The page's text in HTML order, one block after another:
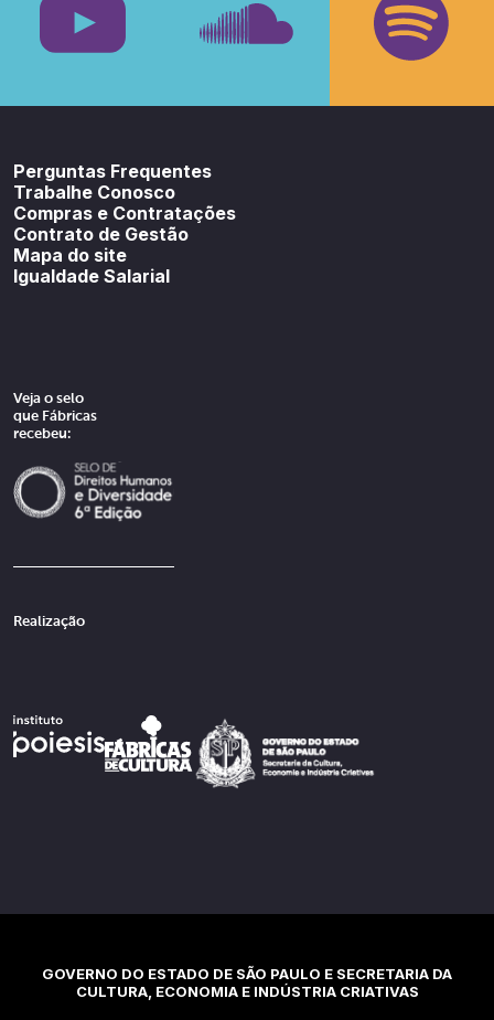
Perguntas Frequentes
Trabalhe Conosco
Compras e Contratações
Contrato de Gestão
Mapa do site
Igualdade Salarial
Veja o selo
que Fábricas
recebeu:
Realização
GOVERNO DO ESTADO DE SÃO PAULO E SECRETARIA DA
CULTURA, ECONOMIA E INDÚSTRIA CRIATIVAS